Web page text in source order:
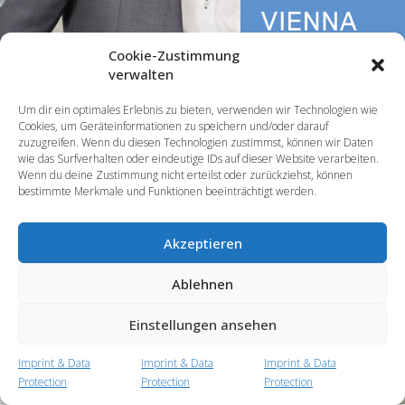
Cookie-Zustimmung
verwalten
Um dir ein optimales Erlebnis zu bieten, verwenden wir Technologien wie
Cookies, um Geräteinformationen zu speichern und/oder darauf
zuzugreifen. Wenn du diesen Technologien zustimmst, können wir Daten
wie das Surfverhalten oder eindeutige IDs auf dieser Website verarbeiten.
Wenn du deine Zustimmung nicht erteilst oder zurückziehst, können
bestimmte Merkmale und Funktionen beeinträchtigt werden.
Akzeptieren
Ablehnen
Einstellungen ansehen
Imprint & Data
Protection
Imprint & Data
Protection
Imprint & Data
Protection
VIENNA CITYTAX
Steuerberater GmbH
Untere Donaustraße 13-15
1020 Wien
Tel.: +43 1 890 64 63 - 0